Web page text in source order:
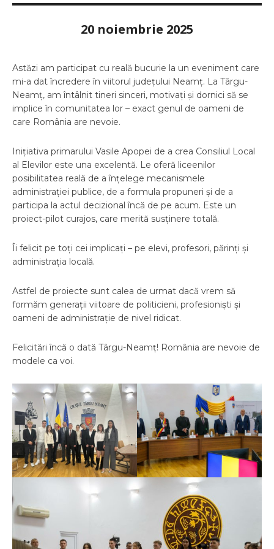
20 noiembrie 2025
Astăzi am participat cu reală bucurie la un eveniment care
mi-a dat încredere în viitorul județului Neamț. La Târgu-
Neamț, am întâlnit tineri sinceri, motivați și dornici să se
implice în comunitatea lor – exact genul de oameni de
care România are nevoie.
Inițiativa primarului Vasile Apopei de a crea Consiliul Local
al Elevilor este una excelentă. Le oferă liceenilor
posibilitatea reală de a înțelege mecanismele
administrației publice, de a formula propuneri și de a
participa la actul decizional încă de pe acum. Este un
proiect-pilot curajos, care merită susținere totală.
Îi felicit pe toți cei implicați – pe elevi, profesori, părinți și
administrația locală.
Astfel de proiecte sunt calea de urmat dacă vrem să
formăm generații viitoare de politicieni, profesioniști și
oameni de administrație de nivel ridicat.
Felicitări încă o dată Târgu-Neamț! România are nevoie de
modele ca voi.